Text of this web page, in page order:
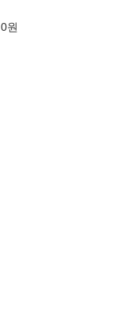
0원